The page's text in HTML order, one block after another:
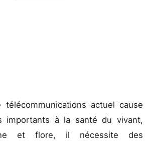
actuel cause
importants à la santé du vivant,
et flore, il nécessite des